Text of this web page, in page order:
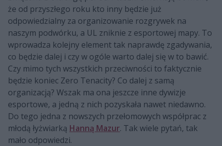
że od przyszłego roku kto inny będzie już
odpowiedzialny za organizowanie rozgrywek na
naszym podwórku, a UL zniknie z esportowej mapy. To
wprowadza kolejny element tak naprawdę zgadywania,
co będzie dalej i czy w ogóle warto dalej się w to bawić.
Czy mimo tych wszystkich przeciwności to faktycznie
będzie koniec Zero Tenacity? Co dalej z samą
organizacją? Wszak ma ona jeszcze inne dywizje
esportowe, a jedną z nich pozyskała nawet niedawno.
Do tego jedna z nowszych przełomowych współprac z
młodą łyżwiarką Hanną Mazur. Tak wiele pytań, tak
mało odpowiedzi.